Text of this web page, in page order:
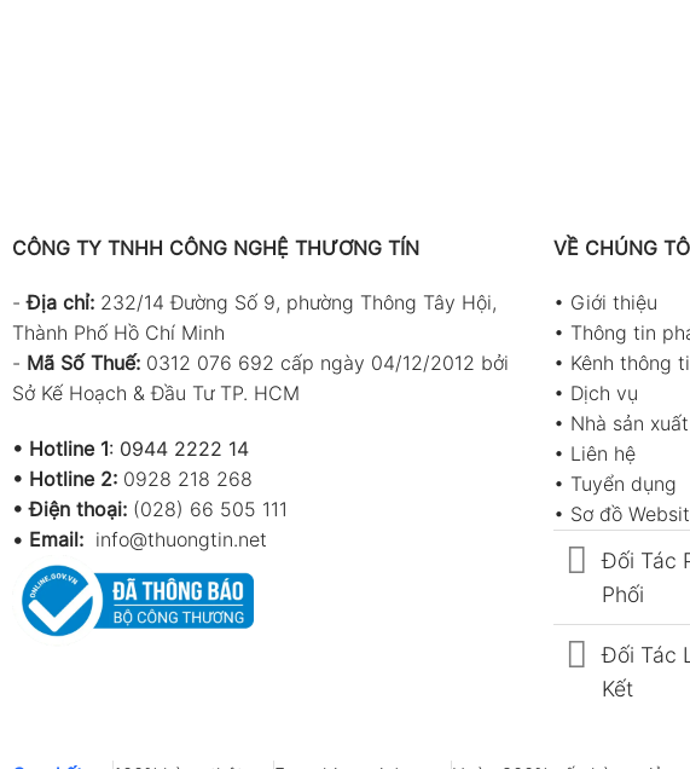
CÔNG TY TNHH CÔNG NGHỆ THƯƠNG TÍN
-Địa chỉ: 232/14 Đường Số 9, phường Thông Tây Hội,
Thành Phố Hồ Chí Minh
- Mã Số Thuế: 0312 076 692 cấp ngày 04/12/2012 bởi
Sở Kế Hoạch & Đầu Tư TP. HCM
• Hotline 1: 0944 2222 14
• Hotline 2: 0928 218 268
• Điện thoại: (028) 66 505 111
• Email: info@thuongtin.net
VỀ CHÚNG
• Giới thiệu
• Thông tin
• Kênh thông
• Dịch vụ
• Nhà sản xuất
• Liên hệ
• Tuyển dụng
• Sơ đồ
Đối Tác
Phối
Đối Tác
Kết